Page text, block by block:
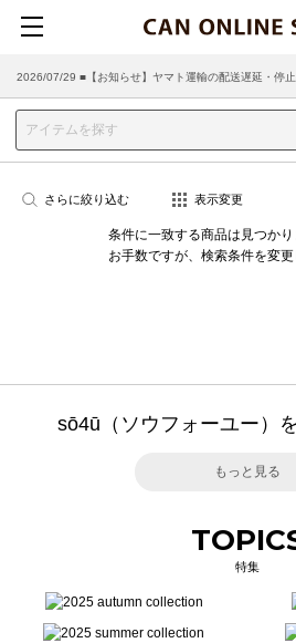
2026/07/29 ■【お知らせ】ヤマト運輸の配送遅延・停
2026/03/18 ■店舗受け取りサービスのご案内
さらに絞り込む 表示変更
条件に一致する商品は見つかり
お手数ですが、検索条件を変更
sō4ū（ソウフォーユー）
もっと見る
特集